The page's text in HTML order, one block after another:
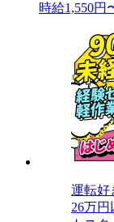
時給1,550円
運転好
26万円